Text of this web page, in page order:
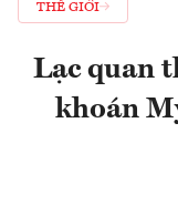
THẾ GIỚI
Lạc quan
khoán